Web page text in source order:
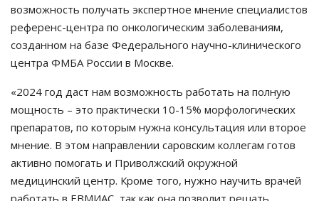
возможность получать экспертное мнение специалистов
референс-центра по онкологическим заболеваниям,
созданном на базе Федерального научно-клинического
центра ФМБА России в Москве.
«2024 год даст нам возможность работать на полную
мощность – это практически 10-15% морфологических
препаратов, по которым нужна консультация или второе
мнение. В этом направлении саровским коллегам готов
активно помогать и Приволжский окружной
медицинский центр. Кроме того, нужно научить врачей